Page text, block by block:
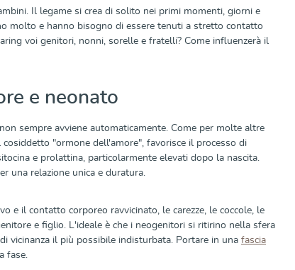
Il legame si crea di solito nei primi momenti, giorni e
molto e hanno bisogno di essere tenuti a stretto contatto
voi genitori, nonni, sorelle e fratelli? Come influenzerà il
e neonato
sempre avviene automaticamente. Come per molte altre
cosiddetto "ormone dell'amore", favorisce il processo di
e prolattina, particolarmente elevati dopo la nascita.
una relazione unica e duratura.
e il contatto corporeo ravvicinato, le carezze, le coccole, le
e figlio. L'ideale è che i neogenitori si ritirino nella sfera
vicinanza il più possibile indisturbata. Portare in una fascia
fase.